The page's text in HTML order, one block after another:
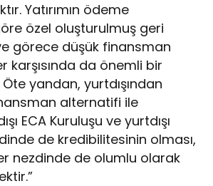
Yatırımın ödeme
özel oluşturulmuş geri
görece düşük finansman
karşısında da önemli bir
yandan, yurtdışından
alternatifi ile
ECA Kuruluşu ve yurtdışı
de kredibilitesinin olması,
nezdinde de olumlu olarak